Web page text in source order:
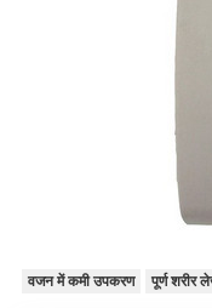
वजन में कमी उपकरण पूर्ण शरीर